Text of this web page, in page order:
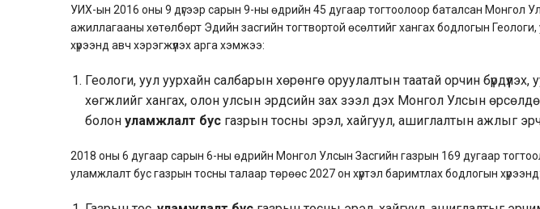
УИХ-ын 2016 оны 9 дүгээр сарын 9-ны өдрийн 45 дугаар тогтоолоор баталсан Монгол
ажиллагааны хөтөлбөрт Эдийн засгийн тогтвортой өсөлтийг хангах бодлогын Геологи,
хүрээнд авч хэрэгжүүлэх арга хэмжээ:
Геологи, уул уурхайн салбарын хөрөнгө оруулалтын таатай орчин
хөгжлийг хангах, олон улсын эрдсийн зах зээл дэх Монгол Улсын
болон уламжлалт бус газрын тосны эрэл, хайгуул, ашиглалтын ажлыг
2018 оны 6 дугаар сарын 6-ны өдрийн Монгол Улсын Засгийн газрын 169 дугаар
уламжлалт бус газрын тосны талаар төрөөс 2027 он хүртэл баримтлах бодлогын хүрээнд: